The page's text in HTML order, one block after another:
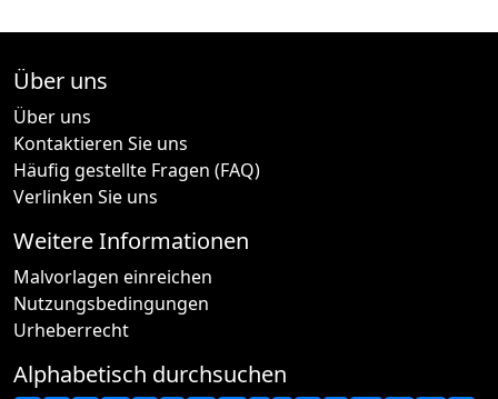
Über uns
Über uns
Kontaktieren Sie uns
Häufig gestellte Fragen (FAQ)
Verlinken Sie uns
Weitere Informationen
Malvorlagen einreichen
Nutzungsbedingungen
Urheberrecht
Alphabetisch durchsuchen